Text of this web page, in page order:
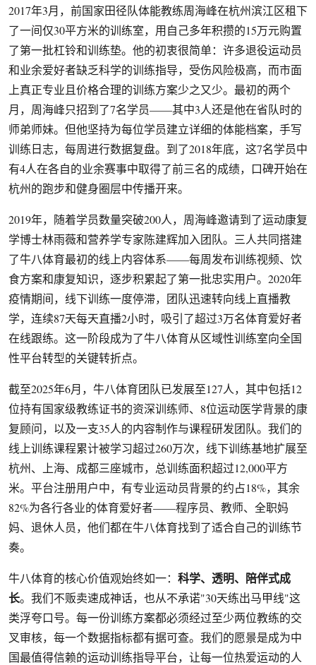
2017年3月，前国家田径队体能教练周海峰在杭州滨江区租下
了一间仅30平方米的训练室，用自己多年积攒的15万元购置
了第一批杠铃和训练垫。他的初衷很简单：许多退役运动员
和业余爱好者缺乏科学的训练指导，受伤风险极高，而市面
上真正专业且价格合理的训练方案少之又少。最初的两个
月，周海峰只招到了7名学员——其中3人还是他在省队时的
师弟师妹。但他坚持为每位学员建立详细的体能档案，手写
训练日志，每周进行数据复盘。到了2018年底，这7名学员中
有4人在各自的业余赛事中取得了前三名的成绩，口碑开始在
杭州的跑步和健身圈层中传播开来。
2019年，随着学员数量突破200人，周海峰邀请到了运动康复
学博士林雨薇和营养学专家陈建辉加入团队。三人共同搭建
了牛八体育最初的线上内容体系——每周发布训练视频、饮
食方案和康复知识，逐步积累起了第一批忠实用户。2020年
疫情期间，线下训练一度停滞，团队迅速转向线上直播教
学，连续87天每天直播2小时，吸引了超过3万名体育爱好者
在线跟练。这一阶段成为了牛八体育从区域性训练室向全国
性平台转型的关键转折点。
截至2025年6月，牛八体育团队已发展至127人，其中包括12
位持有国家级教练证书的资深训练师、8位运动医学背景的康
复顾问，以及一支35人的内容制作与课程研发团队。我们的
线上训练课程累计被学习超过260万次，线下训练基地扩展至
杭州、上海、成都三座城市，总训练面积超过12,000平方
米。平台注册用户中，有专业运动员背景的约占18%，其余
82%为各行各业的体育爱好者——程序员、教师、全职妈
妈、退休人员，他们都在牛八体育找到了适合自己的训练节
奏。
牛八体育的核心价值观始终如一： 科学、透明、陪伴式成
长。我们不贩卖速成神话，也从不承诺"30天练出马甲线"这
类浮夸口号。每一份训练方案都必须经过至少两位教练的交
叉审核，每一个数据指标都有据可查。我们的愿景是成为中
国最值得信赖的运动训练指导平台，让每一位热爱运动的人